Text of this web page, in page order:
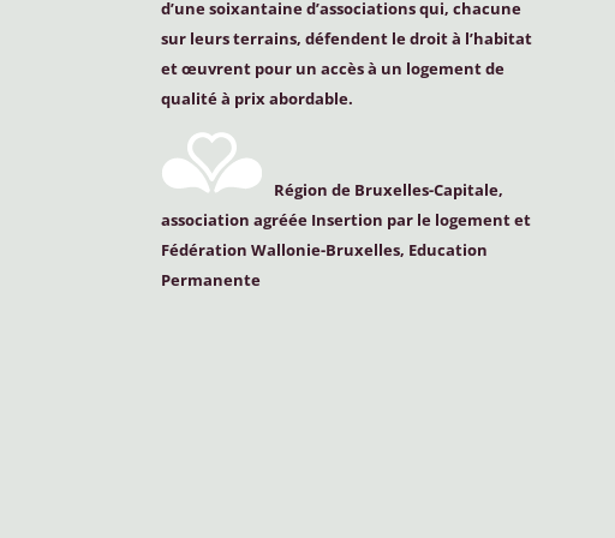
d’une soixantaine d’associations qui, chacune
sur leurs terrains, défendent le droit à l’habitat
et œuvrent pour un accès à un logement de
qualité à prix abordable.
Région de Bruxelles-Capitale,
association agréée Insertion par le logement et
Fédération Wallonie-Bruxelles, Education
Permanente